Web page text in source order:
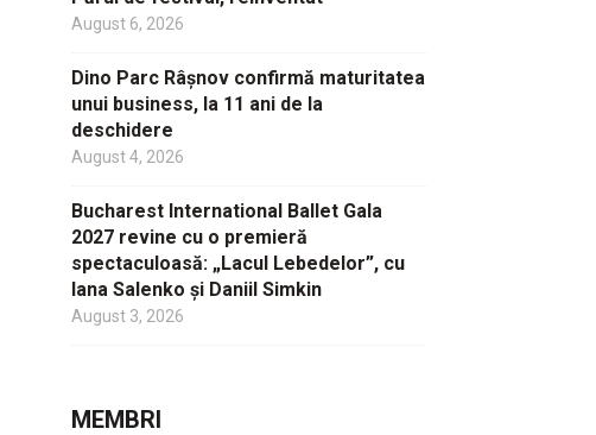
August 6, 2026
Dino Parc Râșnov confirmă maturitatea
unui business, la 11 ani de la
deschidere
August 4, 2026
Bucharest International Ballet Gala
2027 revine cu o premieră
spectaculoasă: „Lacul Lebedelor”, cu
Iana Salenko și Daniil Simkin
August 3, 2026
MEMBRI